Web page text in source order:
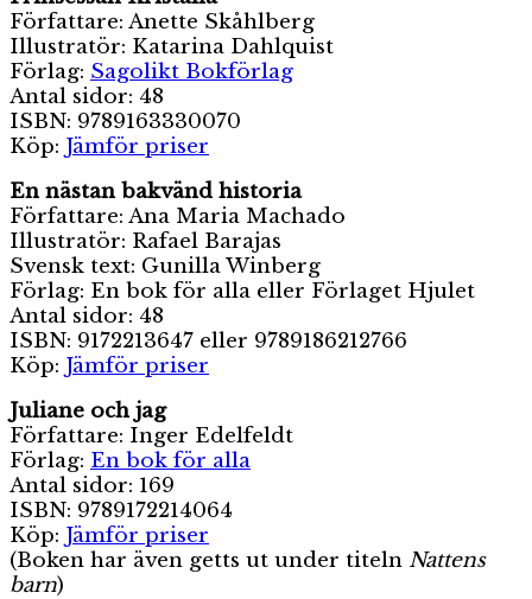
Författare: Anette Skåhlberg
Illustratör: Katarina Dahlquist
Förlag: Sagolikt Bokförlag
Antal sidor: 48
ISBN: 9789163330070
Köp: Jämför priser
En nästan bakvänd historia
Författare: Ana Maria Machado
Illustratör: Rafael Barajas
Svensk text: Gunilla Winberg
Förlag: En bok för alla eller Förlaget Hjulet
Antal sidor: 48
ISBN: 9172213647 eller 9789186212766
Köp: Jämför priser
Juliane och jag
Författare: Inger Edelfeldt
Förlag: En bok för alla
Antal sidor: 169
ISBN: 9789172214064
Köp: Jämför priser
(Boken har även getts ut under titeln Nattens
barn)